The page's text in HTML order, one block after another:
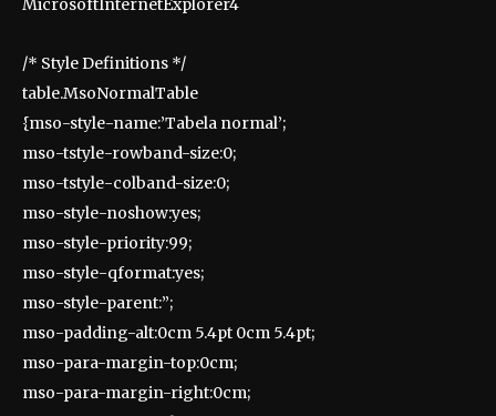
MicrosoftInternetExplorer4
/* Style Definitions */
table.MsoNormalTable
{mso-style-name:’Tabela normal’;
mso-tstyle-rowband-size:0;
mso-tstyle-colband-size:0;
mso-style-noshow:yes;
mso-style-priority:99;
mso-style-qformat:yes;
mso-style-parent:”;
mso-padding-alt:0cm 5.4pt 0cm 5.4pt;
mso-para-margin-top:0cm;
mso-para-margin-right:0cm;